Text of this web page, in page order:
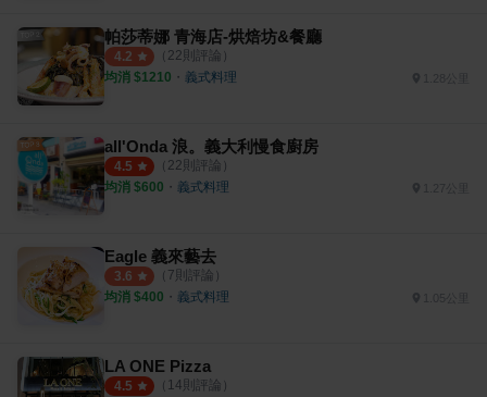
帕莎蒂娜 青海店-烘焙坊&餐廳
4.2 （ 22則評論）
均消 $1210 ・ 義式料理
all'Onda 浪。義大利慢食廚房
4.5 （ 22則評論）
均消 $600 ・ 義式料理
Eagle 義來藝去
3.6 （ 7則評論）
均消 $400 ・ 義式料理 1.05公里
LA ONE Pizza
4.5 （ 14則評論）